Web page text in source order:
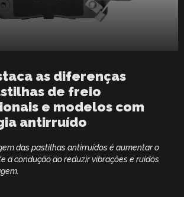
as diferenças
de freio
e modelos com
antirruído
das pastilhas antirruídos é aumentar o
a condução ao reduzir vibrações e ruídos